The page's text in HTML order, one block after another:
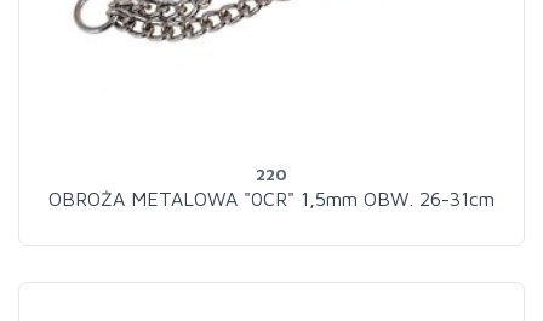
220
OBROŻA METALOWA "0CR" 1,5mm OBW. 26-31cm